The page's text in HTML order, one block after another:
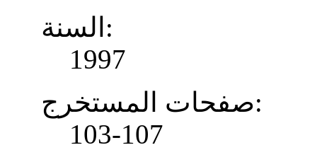
السنة:
1997
صفحات المستخرج:
103-107